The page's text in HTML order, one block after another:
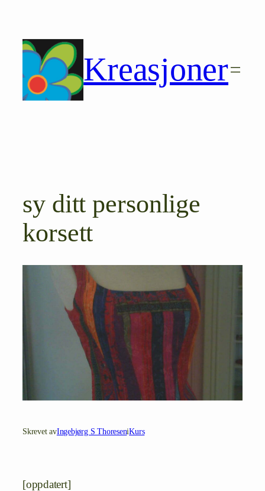
innhold
Kreasjoner
sy ditt personlige
korsett
Skrevet avIngebjørg S ThoreseniKurs
[oppdatert]